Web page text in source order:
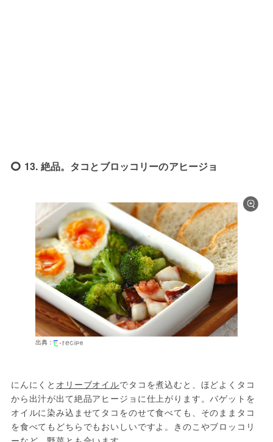
13. 絶品。タコとブロッコリーのアヒージョ
出典：
にんにくと オリーブオイルでタコを煮込むと、ほどよくタコ
から出汁が出て絶品アヒージョに仕上がります。バゲットを
オイルに染み込ませてタコをのせて食べても、そのままタコ
を食べてもどちらでもおいしいですよ。きのこやブロッコリ